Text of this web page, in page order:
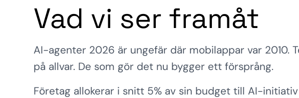
Vad vi ser framåt
AI-agenter 2026 är ungefär där mobilappar var 2010.
på allvar. De som gör det nu bygger ett försprång.
Företag allokerar i snitt 5% av sin budget till AI-